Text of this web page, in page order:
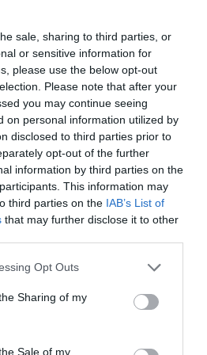
sale, sharing to third parties, or
or sensitive information for
please use the below opt-out
Please note that after your
you may continue seeing
on personal information utilized by
disclosed to third parties prior to
opt-out of the further
information by third parties on the
This information may
third parties on the IAB’s List of
that may further disclose it to other
Opt Outs
Sharing of my
Sale of my
de euro în folii, lingouri și
nedocumentate, precum și
de Procuratura din Como au
paralelă a afacerii, care nu
în registrele în care ar
aurului folosit.
vorba de obiecte de valoare
în Elveția la negru.
Carlo Cecchetti, a fost
în urmă cu trei ani,